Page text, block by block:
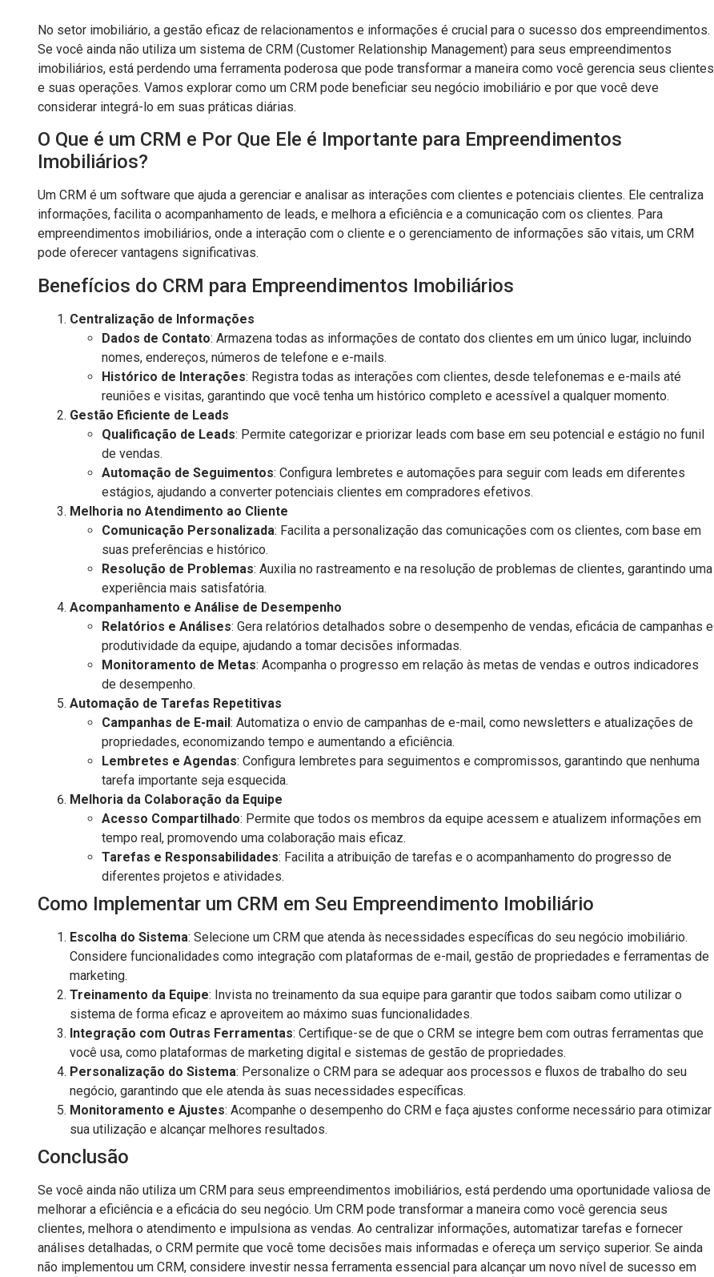
No setor imobiliário, a gestão eficaz de relacionamentos e informações é crucial para o sucesso dos empreendimentos.
Se você ainda não utiliza um sistema de CRM (Customer Relationship Management) para seus empreendimentos
imobiliários, está perdendo uma ferramenta poderosa que pode transformar a maneira como você gerencia seus clientes
e suas operações. Vamos explorar como um CRM pode beneficiar seu negócio imobiliário e por que você deve
considerar integrá-lo em suas práticas diárias.
O Que é um CRM e Por Que Ele é Importante para Empreendimentos
Imobiliários?
Um CRM é um software que ajuda a gerenciar e analisar as interações com clientes e potenciais clientes. Ele centraliza
informações, facilita o acompanhamento de leads, e melhora a eficiência e a comunicação com os clientes. Para
empreendimentos imobiliários, onde a interação com o cliente e o gerenciamento de informações são vitais, um CRM
pode oferecer vantagens significativas.
Benefícios do CRM para Empreendimentos Imobiliários
Centralização de Informações
Dados de Contato: Armazena todas as informações de contato dos clientes em um único lugar, incluindo
nomes, endereços, números de telefone e e-mails.
Histórico de Interações: Registra todas as interações com clientes, desde telefonemas e e-mails até
reuniões e visitas, garantindo que você tenha um histórico completo e acessível a qualquer momento.
Gestão Eficiente de Leads
Qualificação de Leads: Permite categorizar e priorizar leads com base em seu potencial e estágio no funil
de vendas.
Automação de Seguimentos: Configura lembretes e automações para seguir com leads em diferentes
estágios, ajudando a converter potenciais clientes em compradores efetivos.
Melhoria no Atendimento ao Cliente
Comunicação Personalizada: Facilita a personalização das comunicações com os clientes, com base em
suas preferências e histórico.
Resolução de Problemas: Auxilia no rastreamento e na resolução de problemas de clientes, garantindo uma
experiência mais satisfatória.
Acompanhamento e Análise de Desempenho
Relatórios e Análises: Gera relatórios detalhados sobre o desempenho de vendas, eficácia de campanhas e
produtividade da equipe, ajudando a tomar decisões informadas.
Monitoramento de Metas: Acompanha o progresso em relação às metas de vendas e outros indicadores
de desempenho.
Automação de Tarefas Repetitivas
Campanhas de E-mail: Automatiza o envio de campanhas de e-mail, como newsletters e atualizações de
propriedades, economizando tempo e aumentando a eficiência.
Lembretes e Agendas: Configura lembretes para seguimentos e compromissos, garantindo que nenhuma
tarefa importante seja esquecida.
Melhoria da Colaboração da Equipe
Acesso Compartilhado: Permite que todos os membros da equipe acessem e atualizem informações em
tempo real, promovendo uma colaboração mais eficaz.
Tarefas e Responsabilidades: Facilita a atribuição de tarefas e o acompanhamento do progresso de
diferentes projetos e atividades.
Como Implementar um CRM em Seu Empreendimento Imobiliário
Escolha do Sistema: Selecione um CRM que atenda às necessidades específicas do seu negócio imobiliário.
Considere funcionalidades como integração com plataformas de e-mail, gestão de propriedades e ferramentas de
marketing.
Treinamento da Equipe: Invista no treinamento da sua equipe para garantir que todos saibam como utilizar o
sistema de forma eficaz e aproveitem ao máximo suas funcionalidades.
Integração com Outras Ferramentas: Certifique-se de que o CRM se integre bem com outras ferramentas que
você usa, como plataformas de marketing digital e sistemas de gestão de propriedades.
Personalização do Sistema: Personalize o CRM para se adequar aos processos e fluxos de trabalho do seu
negócio, garantindo que ele atenda às suas necessidades específicas.
Monitoramento e Ajustes: Acompanhe o desempenho do CRM e faça ajustes conforme necessário para otimizar
sua utilização e alcançar melhores resultados.
Conclusão
Se você ainda não utiliza um CRM para seus empreendimentos imobiliários, está perdendo uma oportunidade valiosa de
melhorar a eficiência e a eficácia do seu negócio. Um CRM pode transformar a maneira como você gerencia seus
clientes, melhora o atendimento e impulsiona as vendas. Ao centralizar informações, automatizar tarefas e fornecer
análises detalhadas, o CRM permite que você tome decisões mais informadas e ofereça um serviço superior. Se ainda
não implementou um CRM, considere investir nessa ferramenta essencial para alcançar um novo nível de sucesso em